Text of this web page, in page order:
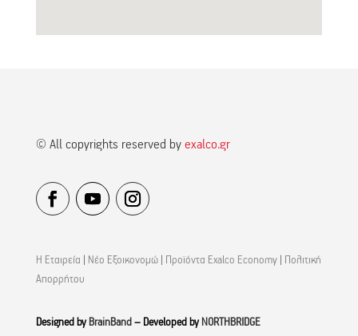
© All copyrights reserved by exalco.gr
Η Εταιρεία Νέο Εξοικονομώ| Προϊόντα Exalco Economy| Πολιτική
Απορρήτου
Designed by BrainBand– Developed by NORTHBRIDGE